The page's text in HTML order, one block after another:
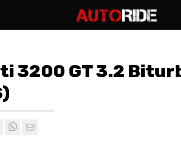
3200 GT 3.2